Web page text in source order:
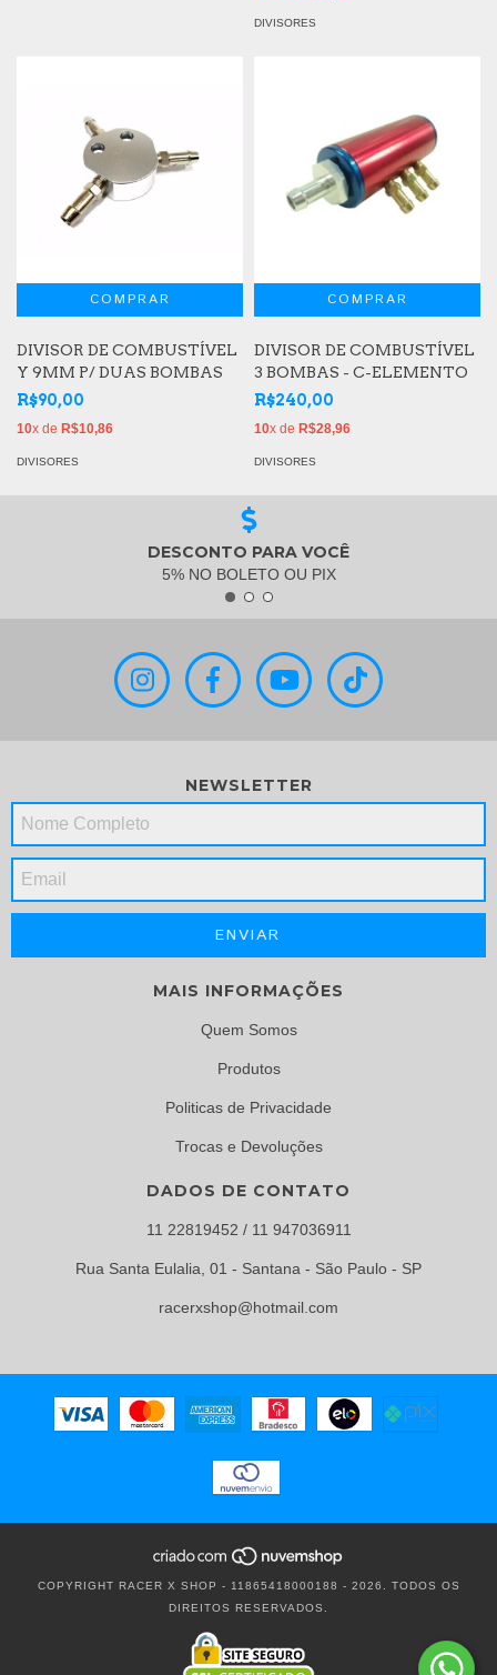
DIVISORES
DIVISOR DE COMBUSTÍVEL
Y 9MM P/ DUAS BOMBAS
R$90,00
10x de R$10,86
DIVISORES
DIVISOR DE COMBUSTÍVEL
3 BOMBAS - C-ELEMENTO
R$240,00
10x de R$28,96
DIVISORES
DESCONTO PARA VOCÊ
5% NO BOLETO OU PIX
NEWSLETTER
MAIS INFORMAÇÕES
Quem Somos
Produtos
Politicas de Privacidade
Trocas e Devoluções
DADOS DE CONTATO
11 22819452 / 11 947036911
Rua Santa Eulalia, 01 - Santana - São Paulo - SP
racerxshop@hotmail.com
COPYRIGHT RACER X SHOP - 11865418000188 - 2026. TODOS OS
DIREITOS RESERVADOS.